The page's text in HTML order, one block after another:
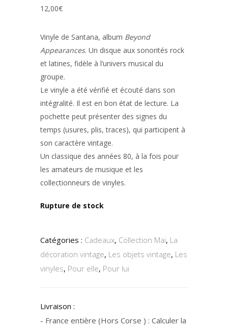
12,00€
Vinyle de Santana, album Beyond
Appearances. Un disque aux sonorités rock
et latines, fidèle à l’univers musical du
groupe.
Le vinyle a été vérifié et écouté dans son
intégralité. Il est en bon état de lecture. La
pochette peut présenter des signes du
temps (usures, plis, traces), qui participent à
son caractère vintage.
Un classique des années 80, à la fois pour
les amateurs de musique et les
collectionneurs de vinyles.
Rupture de stock
Catégories : Cadeaux, Collection Mai, La
décoration vintage, Les objets vintage, Les
vinyles, Pour elle, Pour lui
Livraison :
- France entière (Hors Corse ) : Calculer la